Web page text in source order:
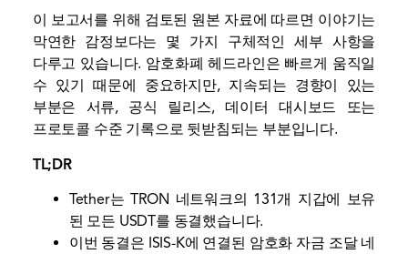
이 보고서를 위해 검토된 원본 자료에 따르면 이야기는
막연한 감정보다는 몇 가지 구체적인 세부 사항을
다루고 있습니다. 암호화폐 헤드라인은 빠르게 움직일
수 있기 때문에 중요하지만, 지속되는 경향이 있는
부분은 서류, 공식 릴리스, 데이터 대시보드 또는
프로토콜 수준 기록으로 뒷받침되는 부분입니다.
TL;DR
Tether는 TRON 네트워크의 131개 지갑에 보유
된 모든 USDT를 동결했습니다.
이번 동결은 ISIS-K에 연결된 암호화 자금 조달 네